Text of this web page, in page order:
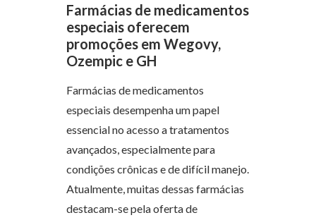
Farmácias de medicamentos
especiais oferecem
promoções em Wegovy,
Ozempic e GH
Farmácias de medicamentos
especiais desempenha um papel
essencial no acesso a tratamentos
avançados, especialmente para
condições crônicas e de difícil manejo.
Atualmente, muitas dessas farmácias
destacam-se pela oferta de